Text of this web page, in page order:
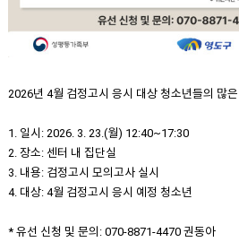
2026년 4월 검정고시 응시 대상 청소년들의 많
1. 일시: 2026. 3. 23.(월) 12:40~17:30
2. 장소: 센터 내 집단실
3. 내용: 검정고시 모의고사 실시
4. 대상: 4월 검정고시 응시 예정 청소년
* 유선 신청 및 문의: 070-8871-4470 권동아